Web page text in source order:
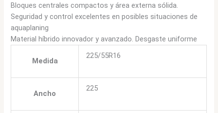
Bloques centrales compactos y área externa sólida.
Seguridad y control excelentes en posibles situaciones de
aquaplaning
Material híbrido innovador y avanzado. Desgaste uniforme
Medida
225/55R16
Ancho
225